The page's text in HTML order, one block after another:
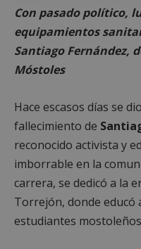
Con pasado político,
equipamientos
Santiago Fernández,
Móstoles
Hace escasos días se
fallecimiento de
reconocido activista y
imborrable en la
carrera, se dedicó a la
Torrejón, donde educó
estudiantes